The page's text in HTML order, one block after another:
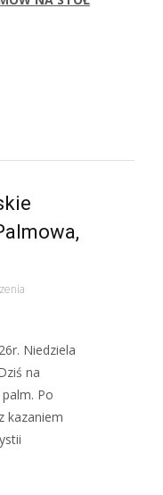
Niedziela
na
Po
kazaniem